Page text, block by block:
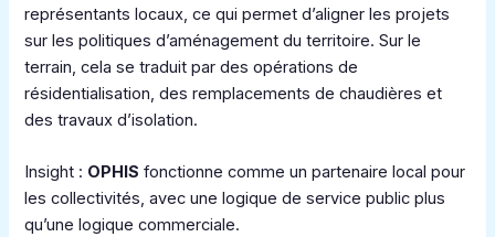
représentants locaux, ce qui permet d’aligner les projets
sur les politiques d’aménagement du territoire. Sur le
terrain, cela se traduit par des opérations de
résidentialisation, des remplacements de chaudières et
des travaux d’isolation.
Insight : OPHIS fonctionne comme un partenaire local pour
les collectivités, avec une logique de service public plus
qu’une logique commerciale.